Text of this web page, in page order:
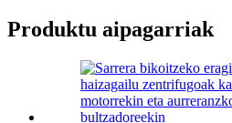
Produktu aipagarriak